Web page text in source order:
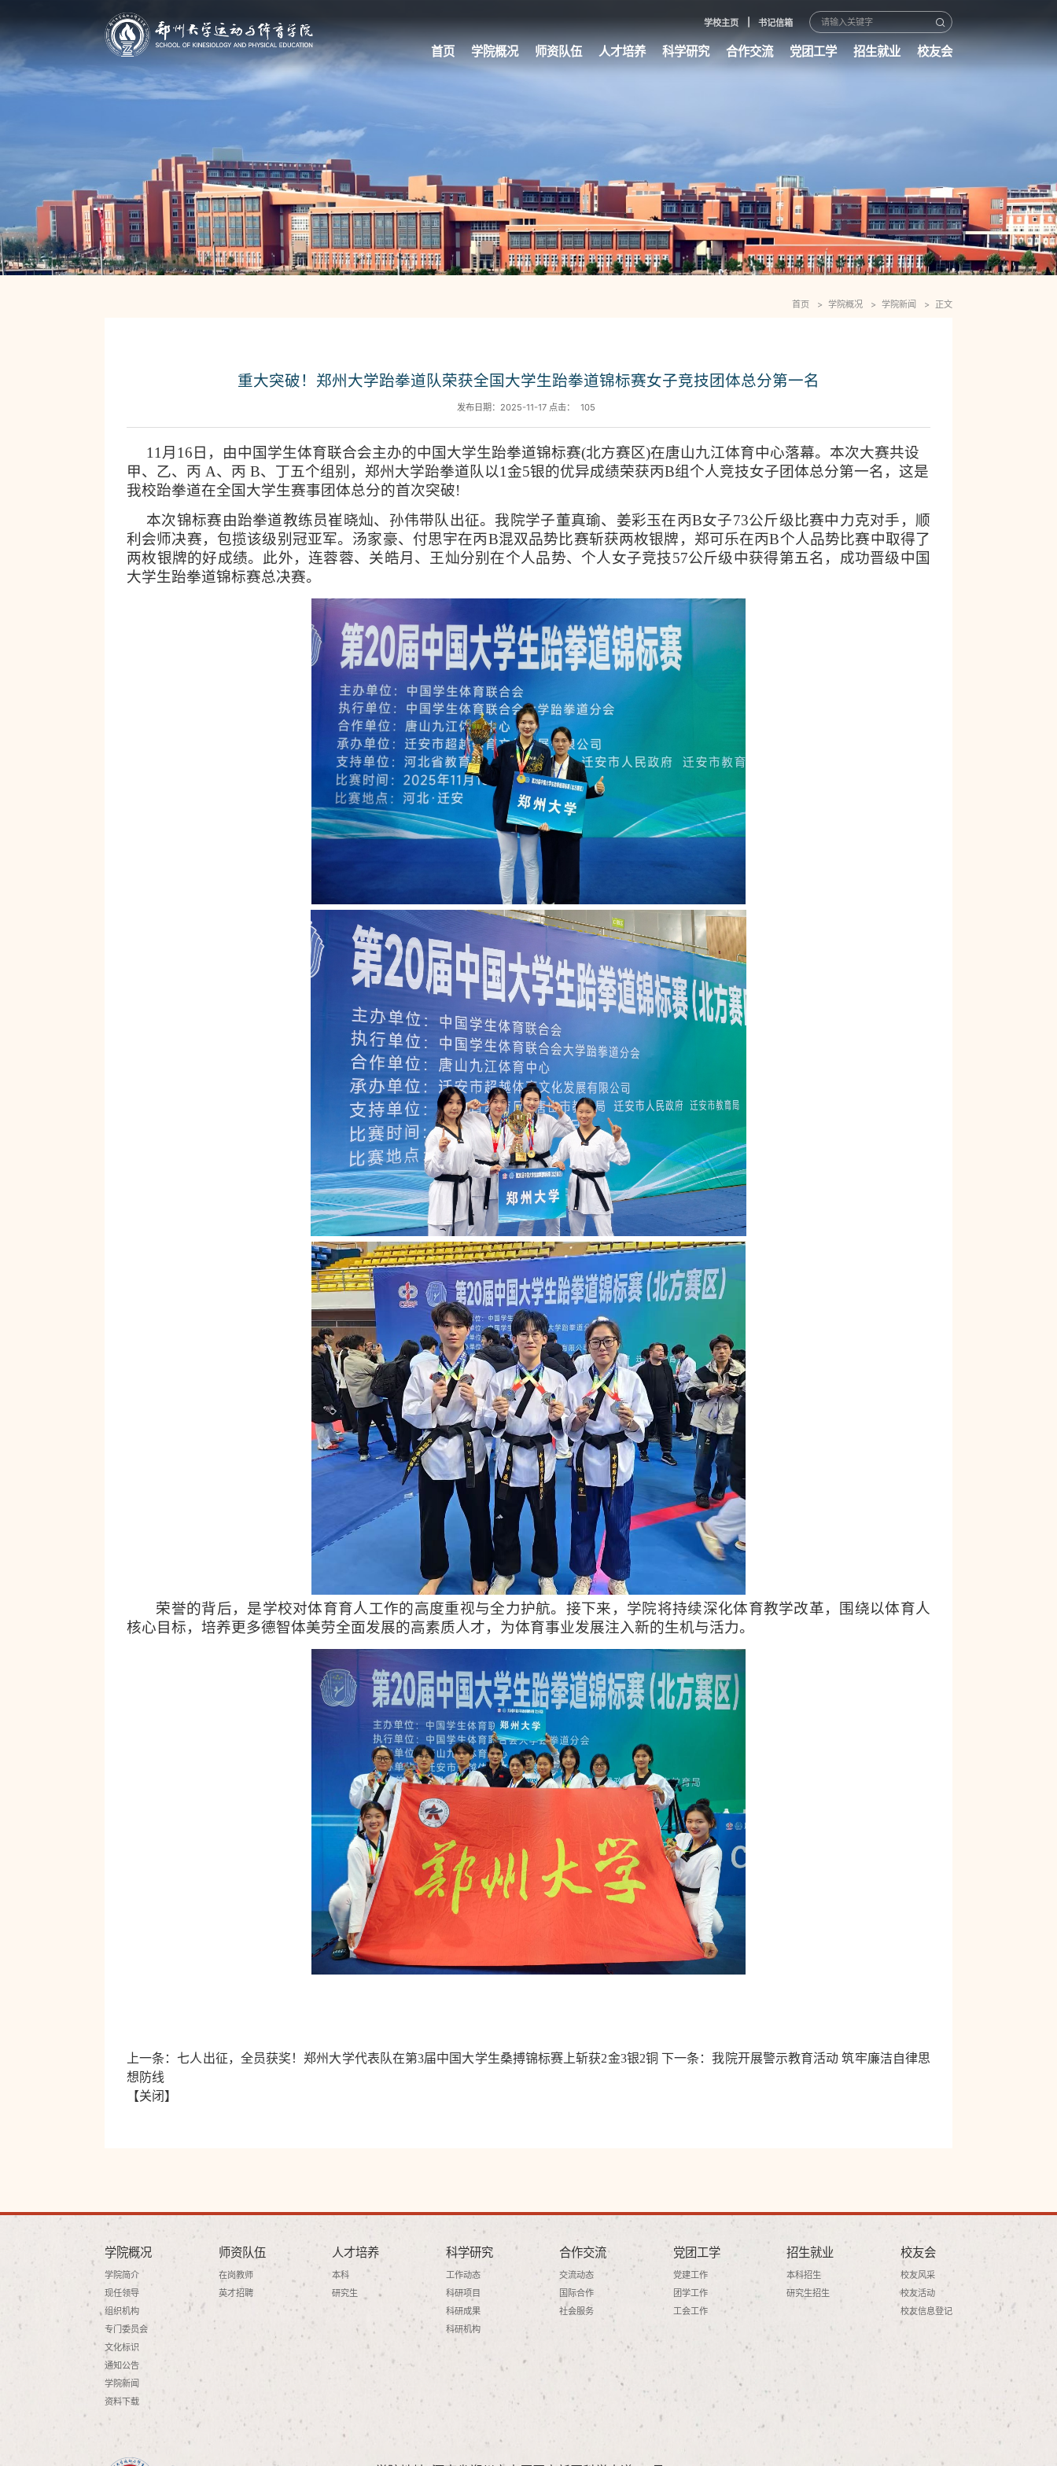
学校主页 书记信箱
首页 学院概况 师资队伍 人才培养 科学研究 合作交流 党团工学 招生就业 校友会
首页 学院概况 学院新闻 正文
重大突破！郑州大学跆拳道队荣获全国大学生跆拳道锦标赛女子竞技团体总分第一名
发布日期：2025-11-17 点击： 105
11月16日，由中国学生体育联合会主办的中国大学生跆拳道锦标赛(北方赛区)在唐山九江体育中心落幕。本次大赛共设
甲、乙、丙 A、丙 B、丁五个组别，郑州大学跆拳道队以1金5银的优异成绩荣获丙B组个人竞技女子团体总分第一名，这是
我校跆拳道在全国大学生赛事团体总分的首次突破!
本次锦标赛由跆拳道教练员崔晓灿、孙伟带队出征。我院学子董真瑜、姜彩玉在丙B女子73公斤级比赛中力克对手，顺
利会师决赛，包揽该级别冠亚军。汤家豪、付思宇在丙B混双品势比赛斩获两枚银牌，郑可乐在丙B个人品势比赛中取得了
两枚银牌的好成绩。此外，连蓉蓉、关皓月、王灿分别在个人品势、个人女子竞技57公斤级中获得第五名，成功晋级中国
大学生跆拳道锦标赛总决赛。
荣誉的背后，是学校对体育育人工作的高度重视与全力护航。接下来，学院将持续深化体育教学改革，围绕以体育人
核心目标，培养更多德智体美劳全面发展的高素质人才，为体育事业发展注入新的生机与活力。
上一条：七人出征，全员获奖！郑州大学代表队在第3届中国大学生桑搏锦标赛上斩获2金3银2铜 下一条：我院开展警示教育活动 筑牢廉洁自律思
想防线
【关闭 】
学院概况
学院简介
现任领导
组织机构
专门委员会
文化标识
通知公告
学院新闻
资料下载
师资队伍
在岗教师
英才招聘
人才培养
本科
研究生
科学研究
工作动态
科研项目
科研成果
科研机构
合作交流
交流动态
国际合作
社会服务
党团工学
党建工作
团学工作
工会工作
招生就业
本科招生
研究生招生
校友会
校友风采
校友活动
校友信息登记